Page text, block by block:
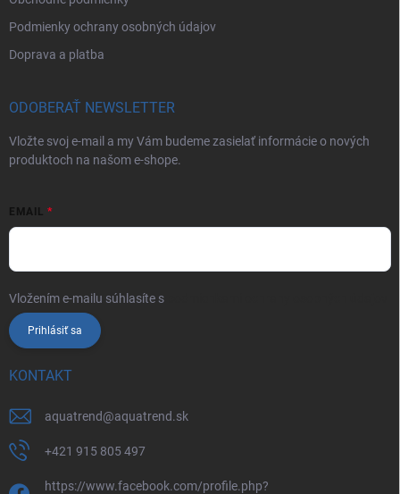
Podmienky ochrany osobných údajov
Doprava a platba
ODOBERAŤ NEWSLETTER
Vložte svoj e-mail a my Vám budeme zasielať informácie o nových
produktoch na našom e-shope.
EMAIL
Vložením e-mailu súhlasíte s
Prihlásiť sa
KONTAKT
aquatrend@aquatrend.sk
+421 915 805 497
https://www.facebook.com/profile.php?